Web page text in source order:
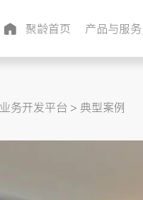
聚龄首页 产品与服务
务开发平台 > 典型案例